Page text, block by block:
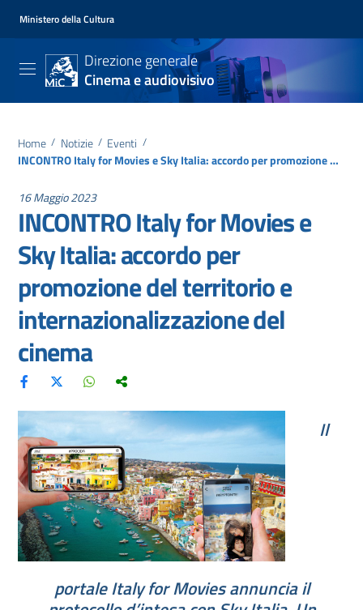
Ministero della Cultura
Direzione generale
Cinema e audiovisivo
Home / Notizie / Eventi /
INCONTRO Italy for Movies e Sky Italia: accordo per promozione del territorio e internazionalizzazione del cinema
16 Maggio 2023
INCONTRO Italy for Movies e
Sky Italia: accordo per
promozione del territorio e
internazionalizzazione del
cinema
Il
portaleItaly for Moviesannuncia il